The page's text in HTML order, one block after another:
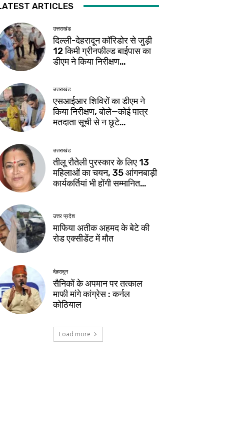
ARTICLES
उत्तराखंड
दिल्ली-देहरादून कॉरिडोर से जुड़ी
12 किमी ग्रीनफील्ड बाईपास का
डीएम ने किया निरीक्षण…
उत्तराखंड
एसआईआर शिविरों का डीएम ने
किया निरीक्षण, बोले—कोई पात्र
मतदाता सूची से न छूटे…
उत्तराखंड
तीलू रौतेली पुरस्कार के लिए 13
महिलाओं का चयन, 35 आंगनबाड़ी
कार्यकर्तियां भी होंगी सम्मानित…
उत्तर प्रदेश
माफिया अतीक अहमद के बेटे की
रोड एक्सीडेंट में मौत
देहरादून
सैनिकों के अपमान पर तत्काल
माफी मांगे कांग्रेस : कर्नल
कोठियाल
Load more